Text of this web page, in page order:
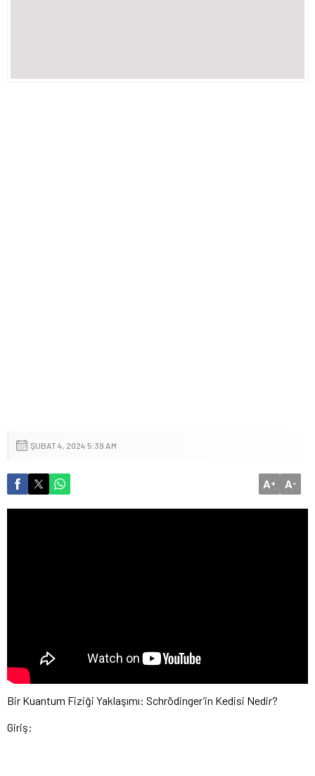
ŞUBAT 4, 2024 5:39 AM
A+ A-
Bir Kuantum Fiziği Yaklaşımı: Schrödinger’in Kedisi Nedir?
Giriş: